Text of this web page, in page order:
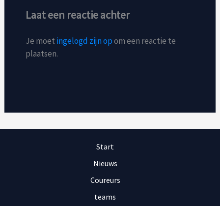
Laat een reactie achter
Je moet ingelogd zijn opom een reactie te
plaatsen.
Start
Nieuws
Coureurs
teams